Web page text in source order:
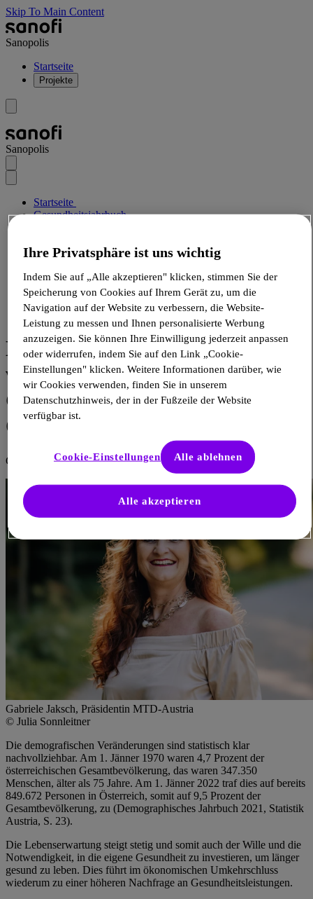
Skip To Main Content
Sanopolis
Startseite
Projekte
Sanopolis
Startseite
Gesundheitsjahrbuch
MTD-Berufe leisten einen wichtigen Beitrag für die
Blogbeitrag
Sanopolis
31. Aug. 2023
MTD-Berufe leisten einen
wichtigen Beitrag für die
Gesundheit der
Österreicher:innen
Gabriele Jaksch
Gabriele Jaksch, Präsidentin MTD-Austria
© Julia Sonnleitner
Die demografischen Veränderungen sind statistisch klar
nachvollziehbar. Am 1. Jänner 1970 waren 4,7 Prozent der
österreichischen Gesamtbevölkerung, das waren 347.350
Menschen, älter als 75 Jahre. Am 1. Jänner 2022 traf dies auf bereits
849.672 Personen in Österreich, somit auf 9,5 Prozent der
Gesamtbevölkerung, zu (Demographisches Jahrbuch 2021, Statistik
Austria, S. 23).
Die Lebenserwartung steigt stetig und somit auch der Wille und die
Notwendigkeit, in die eigene Gesundheit zu investieren, um länger
gesund zu leben. Dies führt im ökonomischen Umkehrschluss
wiederum zu einer höheren Nachfrage an Gesundheitsleistungen.
Ihre Privatsphäre ist uns wichtig
Indem Sie auf „Alle akzeptieren" klicken, stimmen Sie der
Speicherung von Cookies auf Ihrem Gerät zu, um die
Navigation auf der Website zu verbessern, die Website-
Leistung zu messen und Ihnen personalisierte Werbung
anzuzeigen. Sie können Ihre Einwilligung jederzeit anpassen
oder widerrufen, indem Sie auf den Link „Cookie-
Einstellungen" klicken. Weitere Informationen darüber, wie
wir Cookies verwenden, finden Sie in unserem
Datenschutzhinweis, der in der Fußzeile der Website
verfügbar ist.
Cookie-Einstellungen
Alle akzeptieren
Alle ablehnen